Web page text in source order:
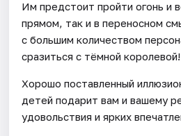
Им предстоит пройти огонь и
прямом, так и в переносном
с большим количеством
сразиться с тёмной королевой!
Хорошо поставленный
детей подарит вам и вашему
удовольствия и ярких